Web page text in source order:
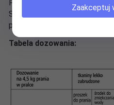
Przy wodzie twardej
Sonett ilość Środka do
przegródki na proszek w
Tabela dozowania:
Zaakceptuj